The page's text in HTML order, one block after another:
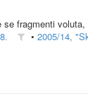
fragmenti
• 2005/14,